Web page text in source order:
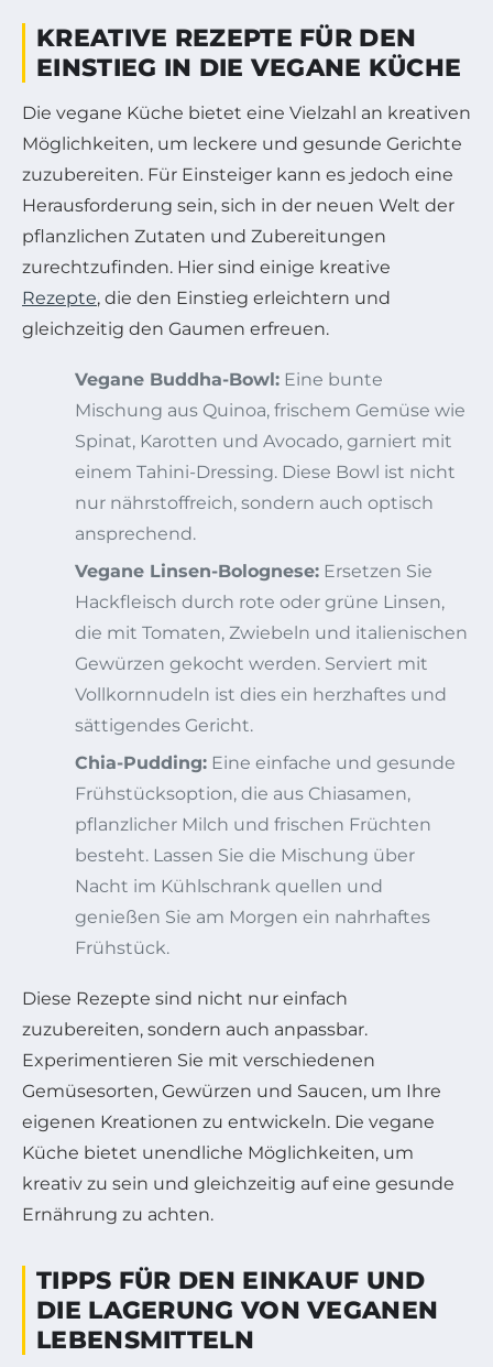
KREATIVE REZEPTE FÜR DEN
EINSTIEG IN DIE VEGANE KÜCHE
Die vegane Küche bietet eine Vielzahl an kreativen
Möglichkeiten, um leckere und gesunde Gerichte
zuzubereiten. Für Einsteiger kann es jedoch eine
Herausforderung sein, sich in der neuen Welt der
pflanzlichen Zutaten und Zubereitungen
zurechtzufinden. Hier sind einige kreative
Rezepte, die den Einstieg erleichtern und
gleichzeitig den Gaumen erfreuen.
Vegane Buddha-Bowl: Eine bunte
Mischung aus Quinoa, frischem Gemüse wie
Spinat, Karotten und Avocado, garniert mit
einem Tahini-Dressing. Diese Bowl ist nicht
nur nährstoffreich, sondern auch optisch
ansprechend.
Vegane Linsen-Bolognese: Ersetzen Sie
Hackfleisch durch rote oder grüne Linsen,
die mit Tomaten, Zwiebeln und italienischen
Gewürzen gekocht werden. Serviert mit
Vollkornnudeln ist dies ein herzhaftes und
sättigendes Gericht.
Chia-Pudding: Eine einfache und gesunde
Frühstücksoption, die aus Chiasamen,
pflanzlicher Milch und frischen Früchten
besteht. Lassen Sie die Mischung über
Nacht im Kühlschrank quellen und
genießen Sie am Morgen ein nahrhaftes
Frühstück.
Diese Rezepte sind nicht nur einfach
zuzubereiten, sondern auch anpassbar.
Experimentieren Sie mit verschiedenen
Gemüsesorten, Gewürzen und Saucen, um Ihre
eigenen Kreationen zu entwickeln. Die vegane
Küche bietet unendliche Möglichkeiten, um
kreativ zu sein und gleichzeitig auf eine gesunde
Ernährung zu achten.
TIPPS FÜR DEN EINKAUF UND
DIE LAGERUNG VON VEGANEN
LEBENSMITTELN